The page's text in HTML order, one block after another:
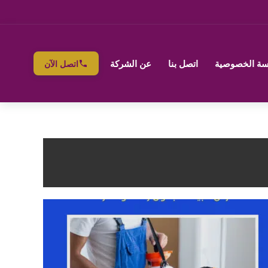
الخصوصية اتصل بنا عن الشركة اتصل الآن